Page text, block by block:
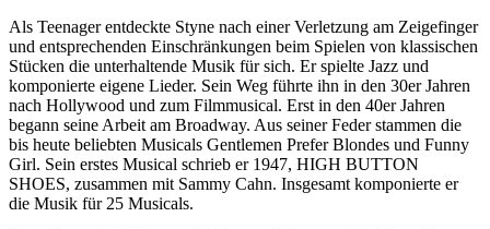
Als Teenager entdeckte Styne nach einer Verletzung am Zeigefinger
und entsprechenden Einschränkungen beim Spielen von klassischen
Stücken die unterhaltende Musik für sich. Er spielte Jazz und
komponierte eigene Lieder. Sein Weg führte ihn in den 30er Jahren
nach Hollywood und zum Filmmusical. Erst in den 40er Jahren
begann seine Arbeit am Broadway. Aus seiner Feder stammen die
bis heute beliebten Musicals Gentlemen Prefer Blondes und Funny
Girl. Sein erstes Musical schrieb er 1947, HIGH BUTTON
SHOES, zusammen mit Sammy Cahn. Insgesamt komponierte er
die Musik für 25 Musicals.